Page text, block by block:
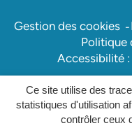
Ce site utilise des
statistiques d'utilisation
contrôler ceux
Gestion des cookies
Politique
Accessibilité
Site